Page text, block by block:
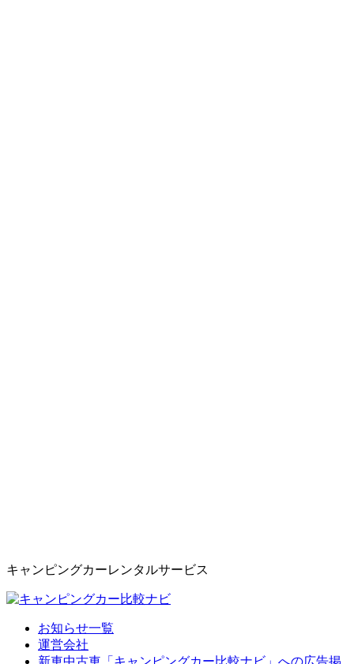
キャンピングカーレンタルサービス
お知らせ一覧
運営会社
新車中古車「キャンピングカー比較ナビ」への広告掲